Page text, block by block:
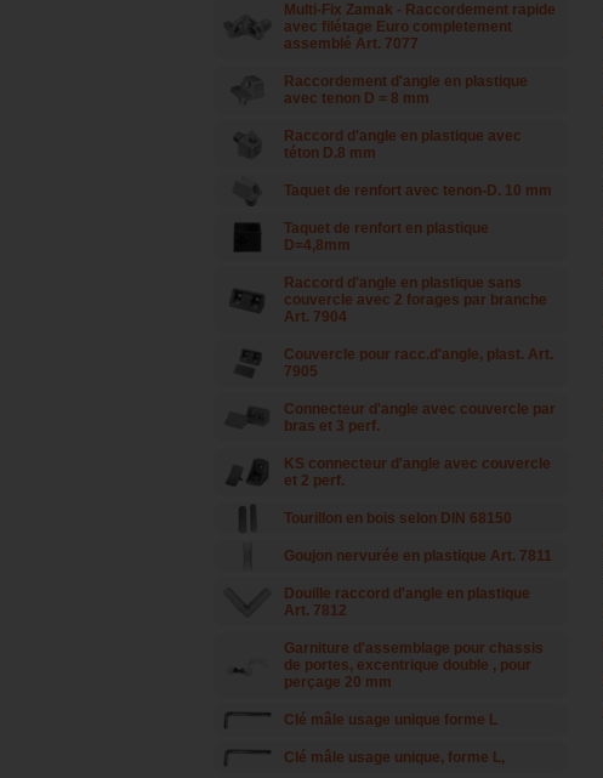
Multi-Fix Zamak - Raccordement rapide
avec filétage Euro completement
assemblé Art. 7077
Raccordement d'angle en plastique
avec tenon D = 8 mm
Raccord d'angle en plastique avec
téton D.8 mm
Taquet de renfort avec tenon-D. 10 mm
Taquet de renfort en plastique
D=4,8mm
Raccord d'angle en plastique sans
couvercle avec 2 forages par branche
Art. 7904
Couvercle pour racc.d'angle, plast. Art.
7905
Connecteur d'angle avec couvercle par
bras et 3 perf.
KS connecteur d'angle avec couvercle
et 2 perf.
Tourillon en bois selon DIN 68150
Goujon nervurée en plastique Art. 7811
Douille raccord d'angle en plastique
Art. 7812
Garniture d'assemblage pour chassis
de portes, excentrique double , pour
perçage 20 mm
Clé mâle usage unique forme L
Clé mâle usage unique, forme L,